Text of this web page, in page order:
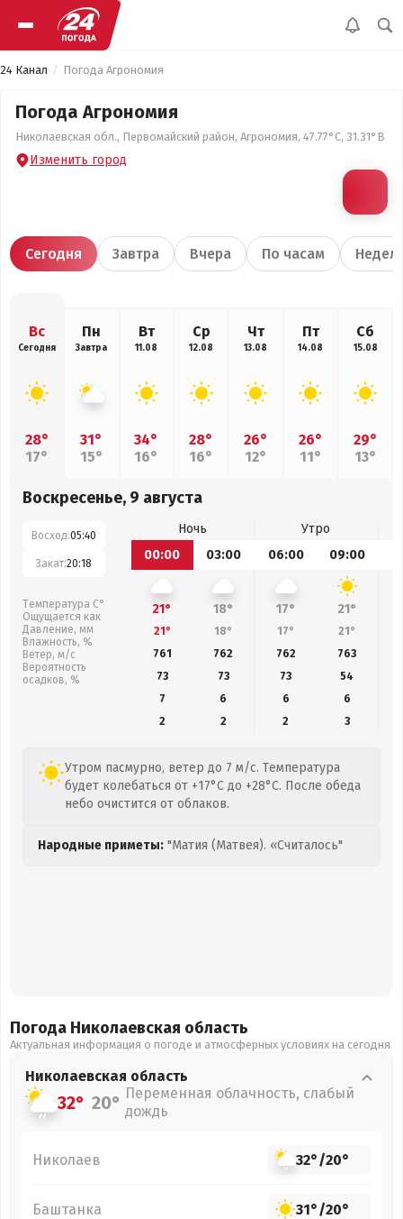
24 Канал Погода Агрономия
Погода Агрономия
Николаевская обл., Первомайский район, Агрономия, 47.77°С, 31.31°В
Изменить город
Сегодня Завтра Вчера По часам
Вс
Сегодня
28°
17°
Пн
Завтра
31°
15°
Вт
11.08
34°
16°
Ср
12.08
28°
16°
Чт
13.08
26°
12°
Пт
14.08
26°
11°
Сб
15.08
29°
13°
Воскресенье, 9 августа
Восход:05:40
Закат:20:18
Температура С°
Ощущается как
Давление, мм
Влажность, %
Ветер, м/с
Вероятность
осадков, %
Ночь
Утро
00:00
03:00 06:00 09:00
21° 18° 17° 21°
21° 18° 17° 21°
761
762 762 763
73
73 73 54
7
6 6
6
2
2 2 3
Утром пасмурно, ветер до 7 м/с. Температура
будет колебаться от +17°C до +28°C. После обеда
небо очистится от облаков.
Народные приметы: "Матия (Матвея). «Считалось"
Погода Николаевская область
Актуальная информация о погоде и атмосферных условиях на сегодня
Николаевская область
32° 20° Переменная облачность, слабый
дождь
Николаев 32°/20°
Баштанка 31°/20°